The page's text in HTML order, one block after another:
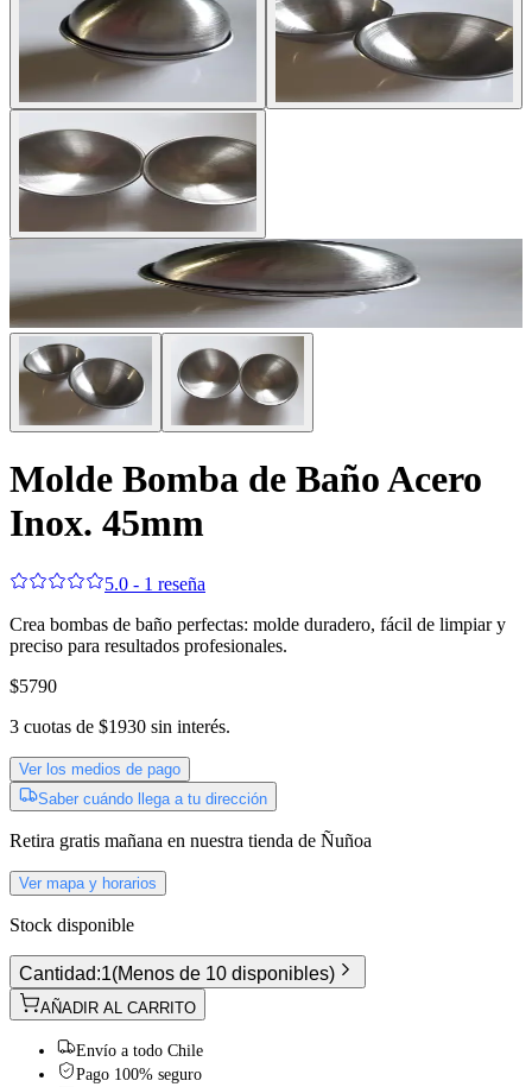
Molde Bomba de Baño Acero
Inox. 45mm
5.0 - 1 reseña
Crea bombas de baño perfectas: molde duradero, fácil de limpiar y
preciso para resultados profesionales.
$5790
3 cuotas de $1930 sin interés.
Ver los medios de pago
Saber cuándo llega a tu dirección
Retira gratis mañana en nuestra tienda de Ñuñoa
Ver mapa y horarios
Stock disponible
Cantidad:1(Menos de 10 disponibles)
AÑADIR AL CARRITO
Envío a todo Chile
Pago 100% seguro